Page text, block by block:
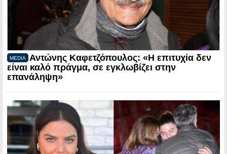
MEDIA
Αντώνης Καφετζόπουλος: «Η επιτυχία δεν
είναι καλό πράγμα, σε εγκλωβίζει στην
επανάληψη»